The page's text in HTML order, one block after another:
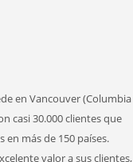
en Vancouver (Columbia
casi 30.000 clientes que
en más de 150 países.
valor a sus clientes,